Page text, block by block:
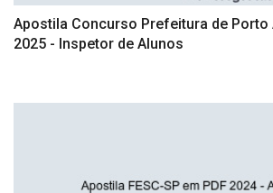
Apostila Concurso Prefeitura de Porto
2025 - Inspetor de Alunos